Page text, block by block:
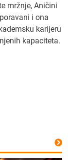
mržnje, Aničini
i ona
karijeru
kapaciteta.